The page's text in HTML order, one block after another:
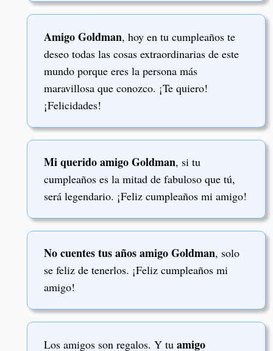
Amigo Goldman, hoy en tu cumpleaños te
deseo todas las cosas extraordinarias de este
mundo porque eres la persona más
maravillosa que conozco. ¡Te quiero!
¡Felicidades!
Mi querido amigo Goldman, si tu
cumpleaños es la mitad de fabuloso que tú,
será legendario. ¡Feliz cumpleaños mi amigo!
No cuentes tus años amigo Goldman, solo
se feliz de tenerlos. ¡Feliz cumpleaños mi
amigo!
Los amigos son regalos. Y tu amigo